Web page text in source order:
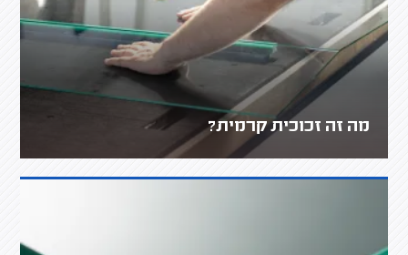
מה זה זכוכית קרמית?